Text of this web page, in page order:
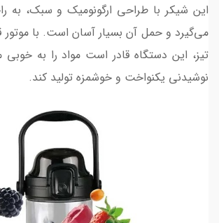
این شیکر با طراحی ارگونومیک و سبک، به
می‌گیرد و حمل آن بسیار آسان است. با موتور
تیز، این دستگاه قادر است مواد را به
نوشیدنی یکنواخت و خوشمزه تولید کند.